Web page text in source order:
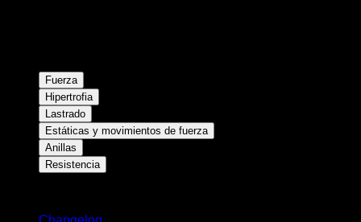
Fuerza
Hipertrofia
Lastrado
Estáticas y movimientos de fuerza
Anillas
Resistencia